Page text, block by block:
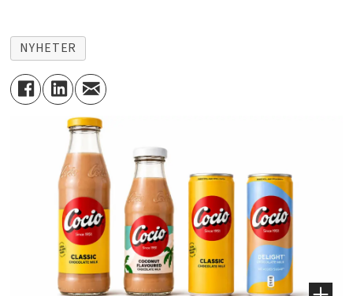
NYHETER